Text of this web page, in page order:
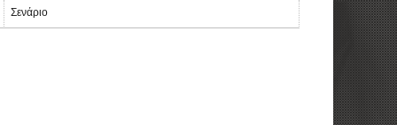
Σενάριο